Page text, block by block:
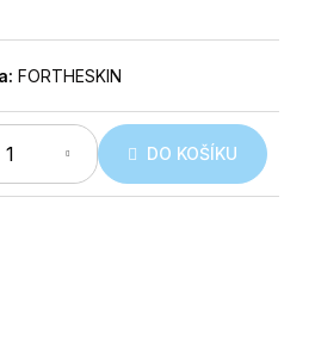
FORTHESKIN
DO KOŠÍKU